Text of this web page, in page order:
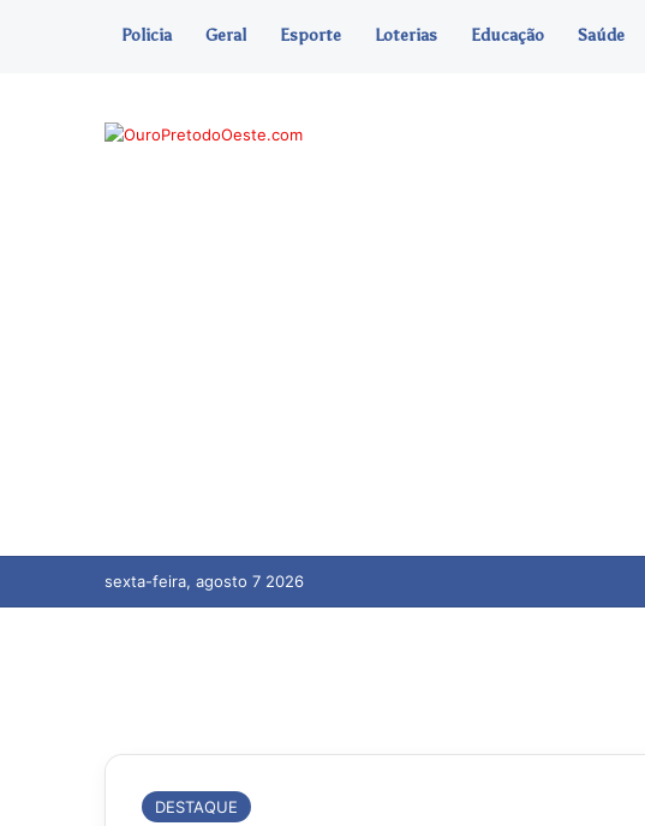
Policia Geral Esporte Loterias Educação Saúde
sexta-feira, agosto 7 2026
DESTAQUE